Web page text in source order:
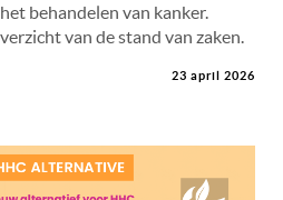
behandelen van kanker.
van de stand van zaken.
23 april 2026